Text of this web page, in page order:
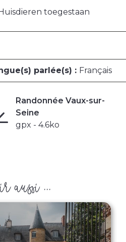
Huisdieren toegestaan
parlée(s) : Français
Randonnée Vaux-sur-
Seine
gpx - 4.6ko
aussi ...